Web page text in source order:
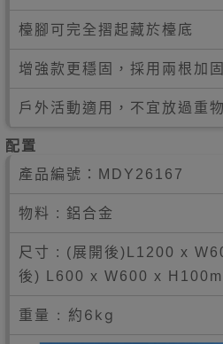
檯腳可完全摺起藏於檯底
增強款更穩固，採用兩根加
戶外活動適用，不宜放過重物
配置
產品編號：
MDY26167
物料 : 鋁合金
尺寸 : (展開後)L1200 x
後) L600 x W600 x
重量 : 約6kg